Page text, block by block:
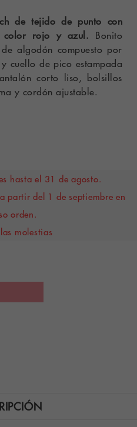
de tejido de punto con
color rojo y azul. Bonito
algodón compuesto por
cuello de pico estampada
corto liso, bolsillos
y cordón ajustable.
hasta el 31 de agosto.
partir del 1 de septiembre en
orden.
molestias